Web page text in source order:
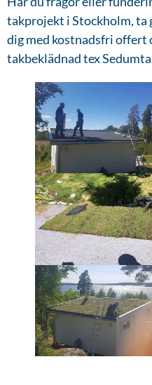
takprojekt i Stockholm, ta
dig med kostnadsfri offert
takbeklädnad tex